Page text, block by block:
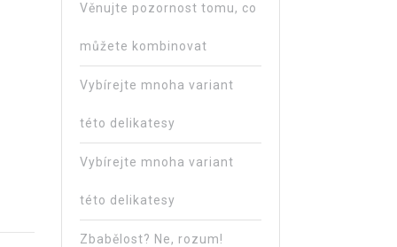
Věnujte pozornost tomu, co
můžete kombinovat
Vybírejte mnoha variant
této delikatesy
Vybírejte mnoha variant
této delikatesy
Zbabělost? Ne, rozum!